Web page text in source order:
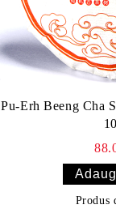
Pu-Erh Beeng Cha
Produs